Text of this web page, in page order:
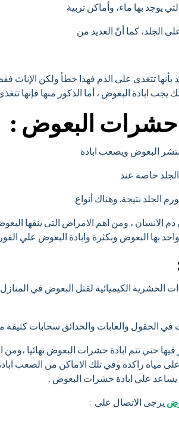
يوجد بها ماء، وأماكن تربية
الجلد، كما أنّ العديد من
بأنها تتغذى على الدم فهذا خطأ ولكن الإناث
ابادة البعوض ، أما الذكور منها فإنها
حشرات البعوض :
البعوض ويصعب ابادة
خاصة عند
الجلد نتيجة. وهناك أنواع
الانسان ، ومن اهم الامراض التى ينقها
بها البعوض وبكثرة وابادة البعوض علي
الكيميائية لقتل البعوض في المنازل
الحقول والغابات والحدائق سحابات
فيها حتي تتم ابادة حشرات البعوض نهائيا
على مياه راكدة وفي تلك الاماكن من الصعب
يساعد علي ابادة حشرات البعوض .
يرجى الاتصال على :